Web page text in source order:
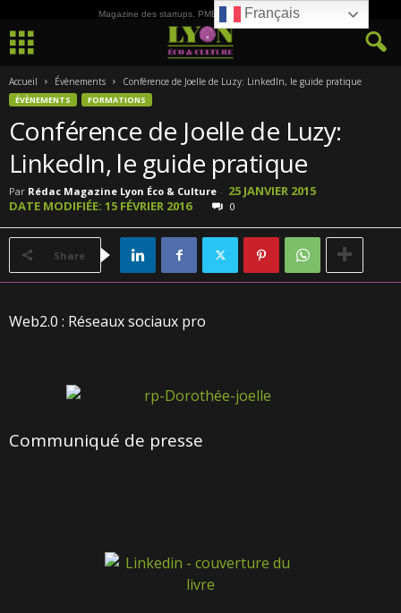
Magazine des startups, PME, ETI et de la Culture
Accueil Évènements Conférence de Joelle de Luzy: LinkedIn, le guide pratique
ÉVÈNEMENTS FORMATIONS
Conférence de Joelle de Luzy:
LinkedIn, le guide pratique
Par Rédac Magazine Lyon Éco & Culture - 25 JANVIER 2015
DATE MODIFIÉE: 15 FÉVRIER 2016
0
Share
Web2.0 : Réseaux sociaux pro
Communiqué de presse
Français